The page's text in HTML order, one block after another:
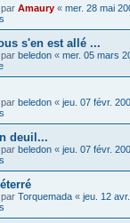
Amaury « mer. 28 mai
s'en est allé ...
beledon « mer. 05 mars
beledon « jeu. 07 févr.
deuil...
beledon « jeu. 07 févr.
Torquemada « jeu. 12